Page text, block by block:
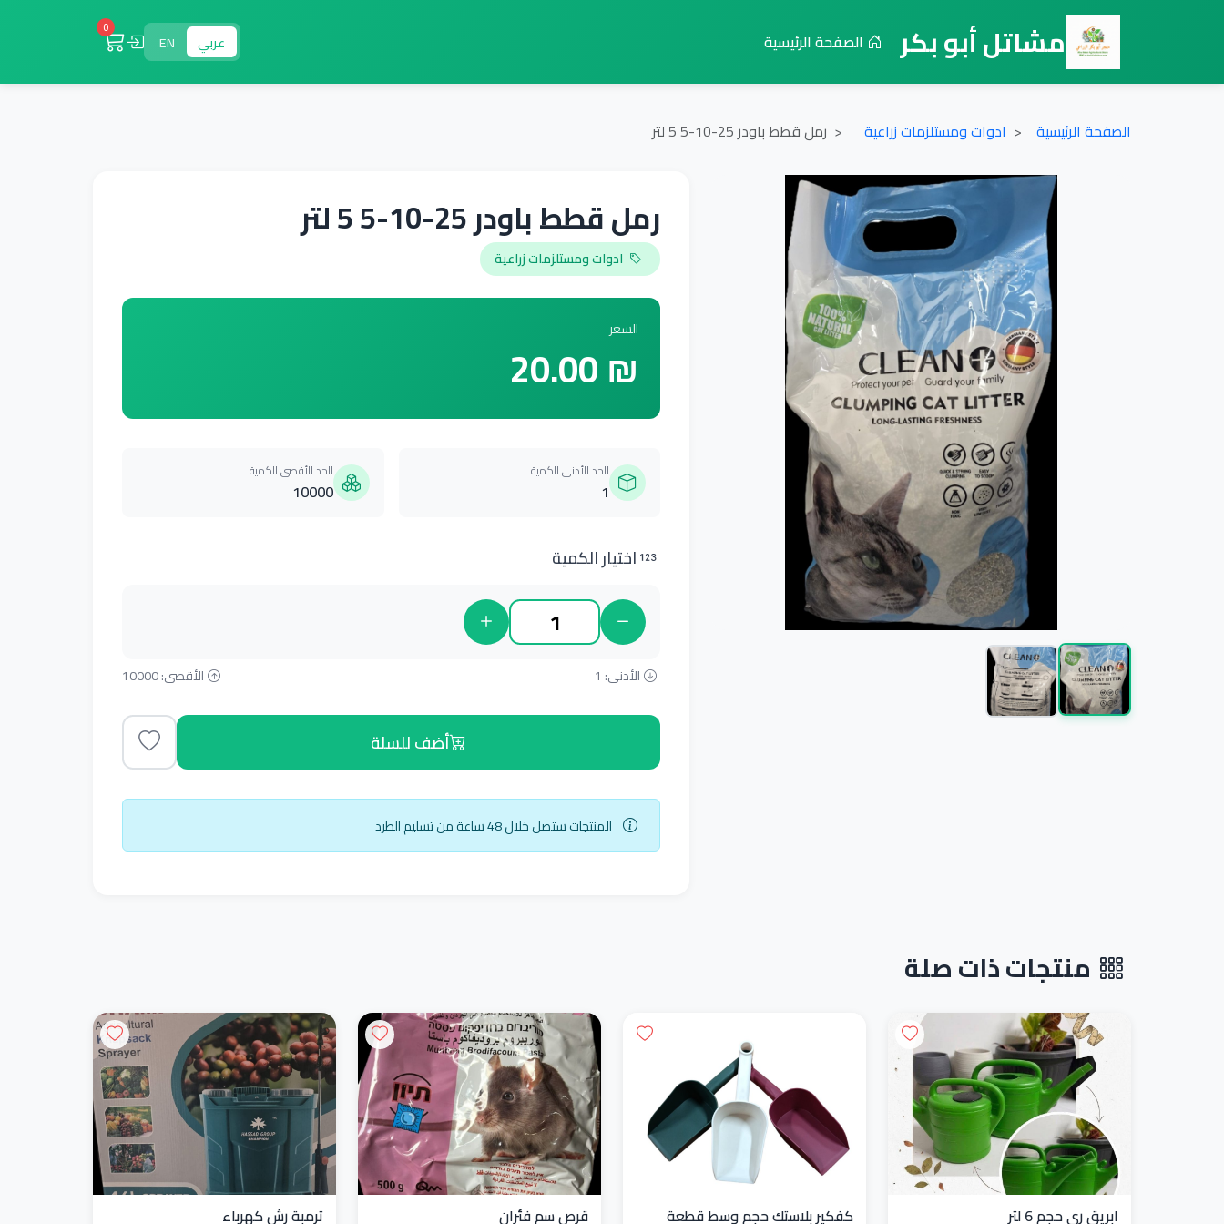
مشاتل أبو بكر الصفحة الرئيسية عربي EN
0
الصفحة الرئيسية ادوات ومستلزمات زراعية رمل قطط باودر 25-10-5 5 لتر
رمل قطط باودر 25-10-5 5 لتر
ادوات ومستلزمات زراعية
السعر
₪ 20.00
الحد الأدنى للكمية
1
الحد الأقصى للكمية
10000
اختيار الكمية
الأدنى: 1 الأقصى: 10000
أضف للسلة
المنتجات ستصل خلال 48 ساعة من تسليم الطرد
منتجات ذات صلة
ابريق ري حجم 6 لتر كفكير بلاستك حجم وسط قطعة قرص سم فئران ترمبة رش كهرباء